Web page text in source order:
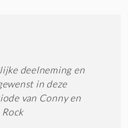
deelneming en
in deze
van Conny en